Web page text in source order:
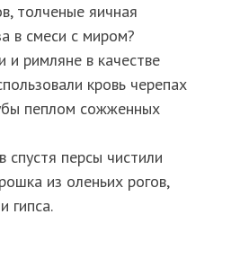
толченые яичная
в смеси с миром?
и римляне в качестве
кровь черепах
пеплом сожженных
спустя персы чистили
из оленьих рогов,
гипса.